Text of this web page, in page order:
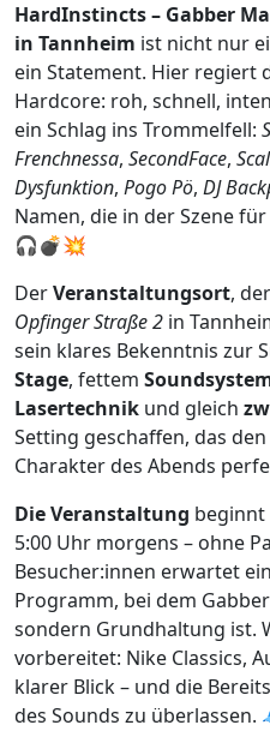
HardInstincts – Gabber
in Tannheim ist nicht nur
ein Statement. Hier regiert
Hardcore: roh, schnell,
ein Schlag ins Trommelfell:
Frenchnessa, SecondFace,
Dysfunktion, Pogo Pö, DJ
Namen, die in der Szene
🎧💣💥
DerVeranstaltungsort, der
Opfinger Straße 2 in
sein klares Bekenntnis zur
Stage, fettem
Lasertechnik und gleich
Setting geschaffen, das
Charakter des Abends
Die Veranstaltung beginnt
5:00 Uhr morgens – ohne
Besucher:innen erwartet
Programm, bei dem
sondern Grundhaltung ist.
vorbereitet: Nike Classics,
klarer Blick – und die
des Sounds zu